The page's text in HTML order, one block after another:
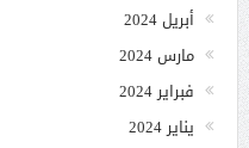
أبريل 2024
مارس 2024
فبراير 2024
يناير 2024